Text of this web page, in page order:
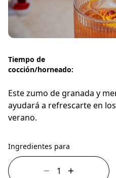
Tiempo de
cocción/horneado:
Este zumo de granada y
ayudará a refrescarte en
verano.
Ingredientes para